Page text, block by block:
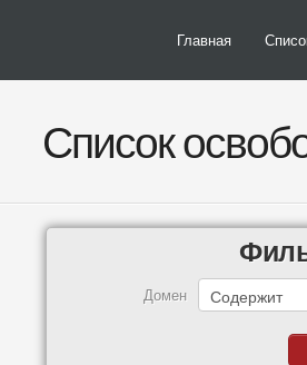
Главная
Список
Домен